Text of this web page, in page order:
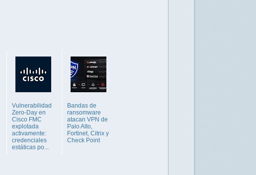
Vulnerabilidad
Zero-Day en
Cisco FMC
explotada
activamente:
credenciales
estáticas po...
Bandas de
ransomware
atacan VPN de
Palo Alto,
Fortinet, Citrix y
Check Point